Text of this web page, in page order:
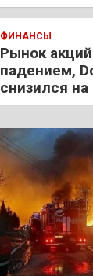
ФИНАНСЫ
Рынок
падением,
снизился на